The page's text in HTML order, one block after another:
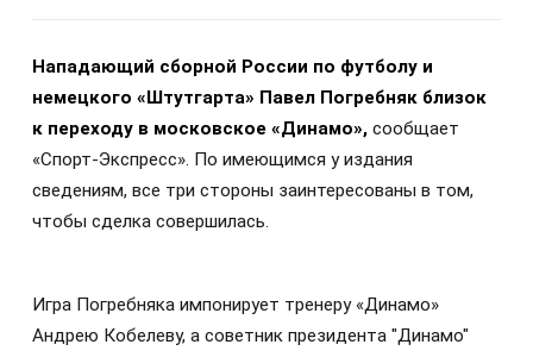
Нападающий сборной России по футболу и
немецкого «Штутгарта» Павел Погребняк близок
к переходу в московское «Динамо», сообщает
«Спорт-Экспресс». По имеющимся у издания
сведениям, все три стороны заинтересованы в том,
чтобы сделка совершилась.
Игра Погребняка импонирует тренеру «Динамо»
Андрею Кобелеву, а советник президента "Динамо"